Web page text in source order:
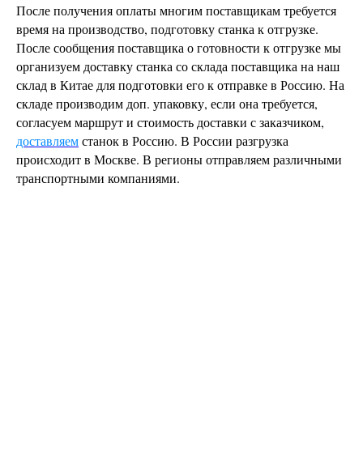
После получения оплаты многим поставщикам требуется
время на производство, подготовку станка к отгрузке.
После сообщения поставщика о готовности к отгрузке мы
организуем доставку станка со склада поставщика на наш
склад в Китае для подготовки его к отправке в Россию. На
складе производим доп. упаковку, если она требуется,
согласуем маршрут и стоимость доставки с заказчиком,
доставляемстанок в Россию. В России разгрузка
происходит в Москве. В регионы отправляем различными
транспортными компаниями.